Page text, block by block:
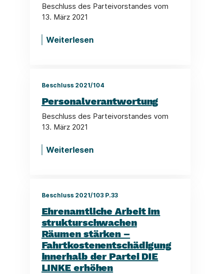
Beschluss des Parteivorstandes vom
13. März 2021
Weiterlesen
Beschluss 2021/104
Personalverantwortung
Beschluss des Parteivorstandes vom
13. März 2021
Weiterlesen
Beschluss 2021/103 P.33
Ehrenamtliche Arbeit im
strukturschwachen
Räumen stärken –
Fahrtkostenentschädigung
innerhalb der Partei DIE
LINKE erhöhen